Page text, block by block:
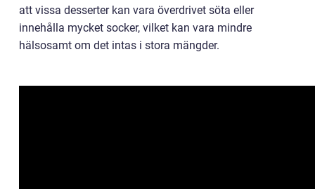
att vissa desserter kan vara överdrivet söta eller
innehålla mycket socker, vilket kan vara mindre
hälsosamt om det intas i stora mängder.